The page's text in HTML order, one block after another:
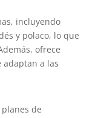
incluyendo
y polaco, lo que
ofrece
adaptan a las
de